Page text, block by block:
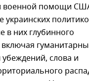
и военной помощи
в них глубинного
слова и